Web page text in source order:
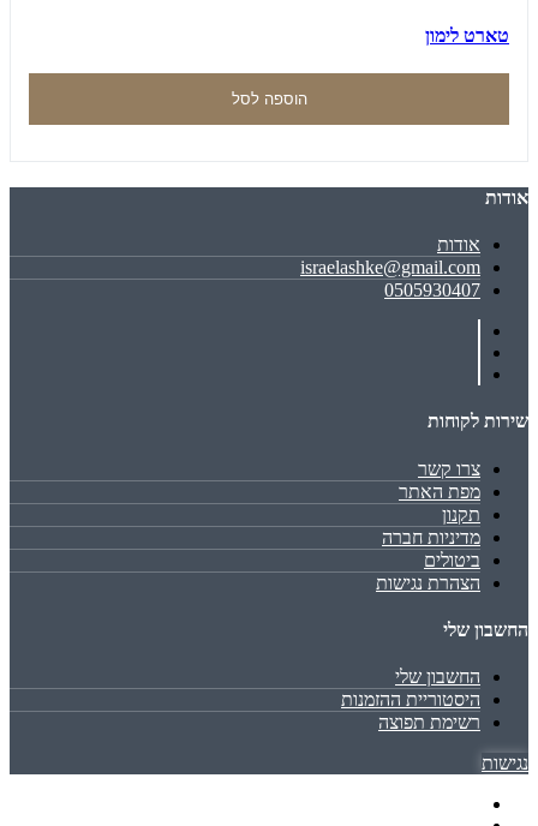
טארט לימון
הוספה לסל
אודות
אודות
israelashke@gmail.com
0505930407
שירות לקוחות
צרו קשר
מפת האתר
תקנון
מדיניות חברה
ביטולים
הצהרת נגישות
החשבון שלי
החשבון שלי
היסטוריית ההזמנות
רשימת תפוצה
נגישות